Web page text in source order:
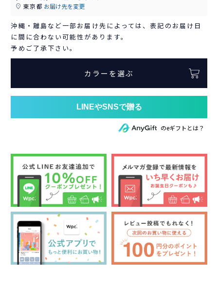
東京都 お届け先を変更
沖縄・離島など一部お届け先によっては、表記のお届け日
に間に合わない可能性があります。
予めご了承下さい。
カラーを選ぶ
のeギフトとは？